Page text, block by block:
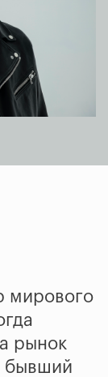
мирового
рынок
бывший